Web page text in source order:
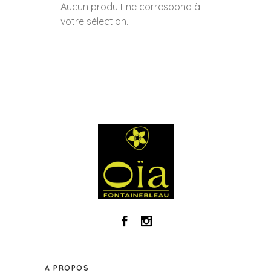
Aucun produit ne correspond à
votre sélection.
A PROPOS